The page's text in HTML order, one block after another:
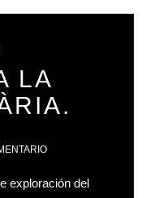
LA
exploración del